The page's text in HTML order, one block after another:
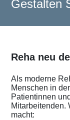
Gestalten
Reha neu
Als moderne
Menschen in
Patientinnen
Mitarbeitenden.
macht: